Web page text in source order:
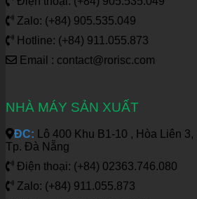
Zalo: (+84) 905.535.049
Hotline: (+84) 911.055.873
Email : contact@rorisc.com
NHÀ MÁY SẢN XUẤT
ĐC: Lô 400 Khu B1-10 , Hòa Liên
Tp. Đà Nẵng
Điện thoại: (+84) 02363.746.080
Zalo: (+84) 911.055.873